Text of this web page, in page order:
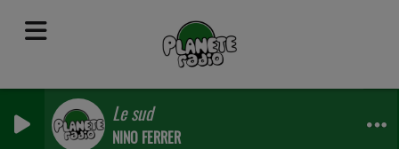
Le sud
NINO FERRER